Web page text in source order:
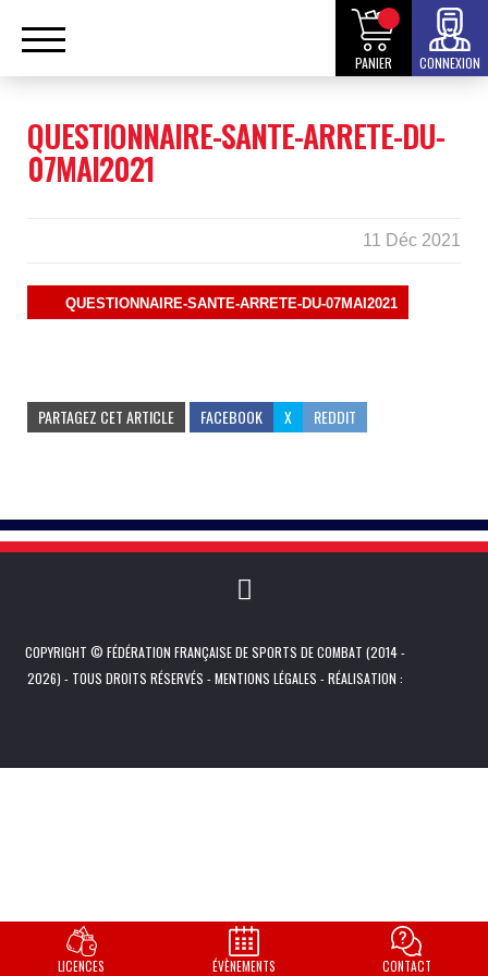
PANIER CONNEXION
QUESTIONNAIRE-SANTE-ARRETE-DU-
07MAI2021
11 Déc 2021
QUESTIONNAIRE-SANTE-ARRETE-DU-07MAI2021
PARTAGEZ CET ARTICLE FACEBOOK X REDDIT
COPYRIGHT © FÉDÉRATION FRANÇAISE DE SPORTS DE COMBAT (2014 -
2026) - TOUS DROITS RÉSERVÉS -MENTIONS LÉGALES - RÉALISATION :
LICENCES ÉVÈNEMENTS CONTACT